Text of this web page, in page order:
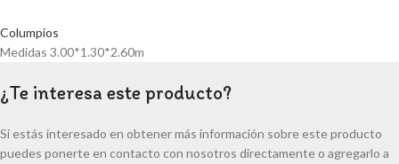
Columpios
Medidas 3.00*1.30*2.60m
¿Te interesa este producto?
Si estás interesado en obtener más información sobre este producto
puedes ponerte en contacto con nosotros directamente o agregarlo a